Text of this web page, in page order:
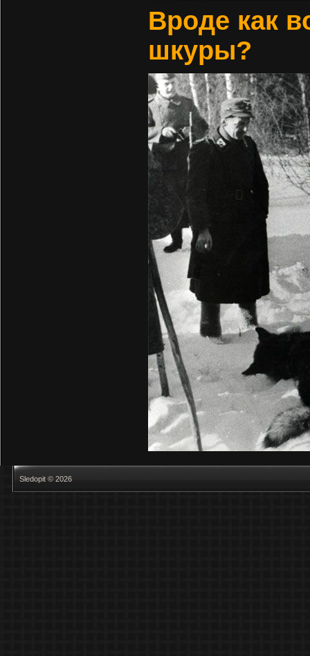
Вроде как
шкуры?
Sledopit © 2026